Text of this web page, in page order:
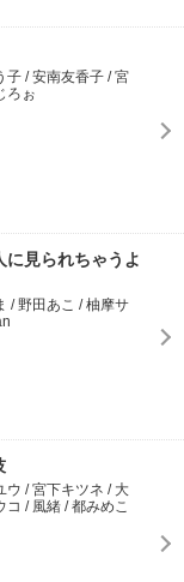
子 / 安南友香子 / 宮
ろぉ
見られちゃうよ
/ 野田あこ / 柚摩サ
ウ / 宮下キツネ / 大
コ / 風緒 / 都みめこ